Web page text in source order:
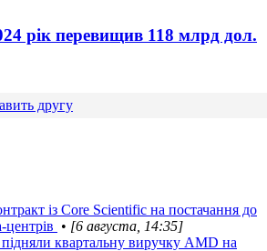
рік перевищив 118 млрд дол.
другу
із Core Scientific на постачання до
• [6 августа, 14:35]
квартальну виручку AMD на